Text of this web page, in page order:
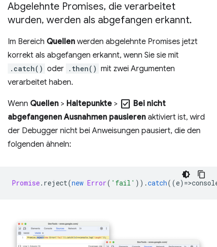
Abgelehnte Promises, die verarbeitet
wurden, werden als abgefangen erkannt.
Im Bereich Quellen werden abgelehnte Promises jetzt
korrekt als abgefangen erkannt, wenn Sie sie mit
.catch() oder .then() mit zwei Argumenten
verarbeitet haben.
Wenn Quellen > Haltepunkte > check_box Bei nicht
abgefangenen Ausnahmen pausieren aktiviert ist, wird
der Debugger nicht bei Anweisungen pausiert, die den
folgenden ähneln:
Promise. reject(new Error( 'fail' )).catch((e) =>